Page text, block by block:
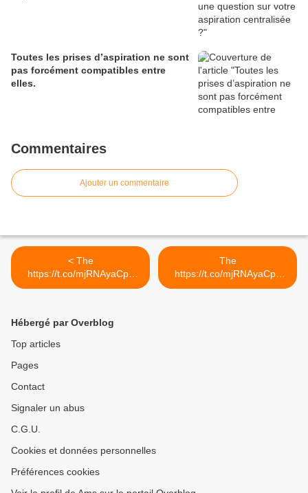
Toutes les prises d’aspiration ne sont
pas forcément compatibles entre
elles.
Commentaires
Ajouter un commentaire
< The
https://t.co/mjRNAyaCph
Daily est en ligne!...
The
https://t.co/mjRNAyaCph
Daily est en ligne!... >
Hébergé par Overblog
Top articles
Pages
Contact
Signaler un abus
C.G.U.
Cookies et données personnelles
Préférences cookies